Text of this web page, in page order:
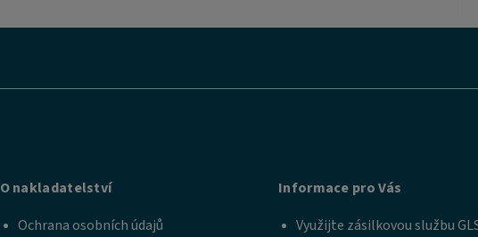
O nakladatelství
Ochrana osobních údajů
Informace pro Vás
Využijte zásilkovou službu